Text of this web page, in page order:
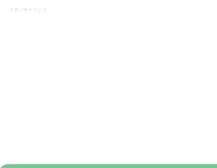
スポンサーリンク